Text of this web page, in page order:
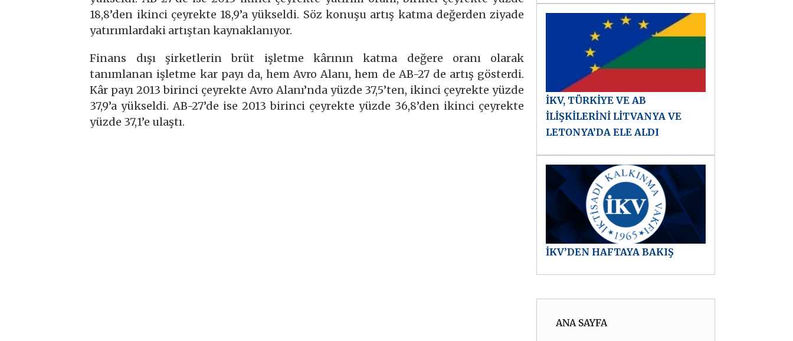
18,8’den ikinci çeyrekte 18,9’a yükseldi. Söz konuşu artış katma değerden ziyade
yatırımlardaki artıştan kaynaklanıyor.
Finans dışı şirketlerin brüt işletme kârının katma değere oranı olarak
tanımlanan işletme kar payı da, hem Avro Alanı, hem de AB-27 de artış gösterdi.
Kâr payı 2013 birinci çeyrekte Avro Alanı’nda yüzde 37,5’ten, ikinci çeyrekte yüzde
37,9’a yükseldi. AB-27’de ise 2013 birinci çeyrekte yüzde 36,8’den ikinci çeyrekte
yüzde 37,1’e ulaştı.
İKV, TÜRKİYE VE AB
İLİŞKİLERİNİ LİTVANYA VE
LETONYA’DA ELE ALDI
İKV’DEN HAFTAYA BAKIŞ
ANA SAYFA